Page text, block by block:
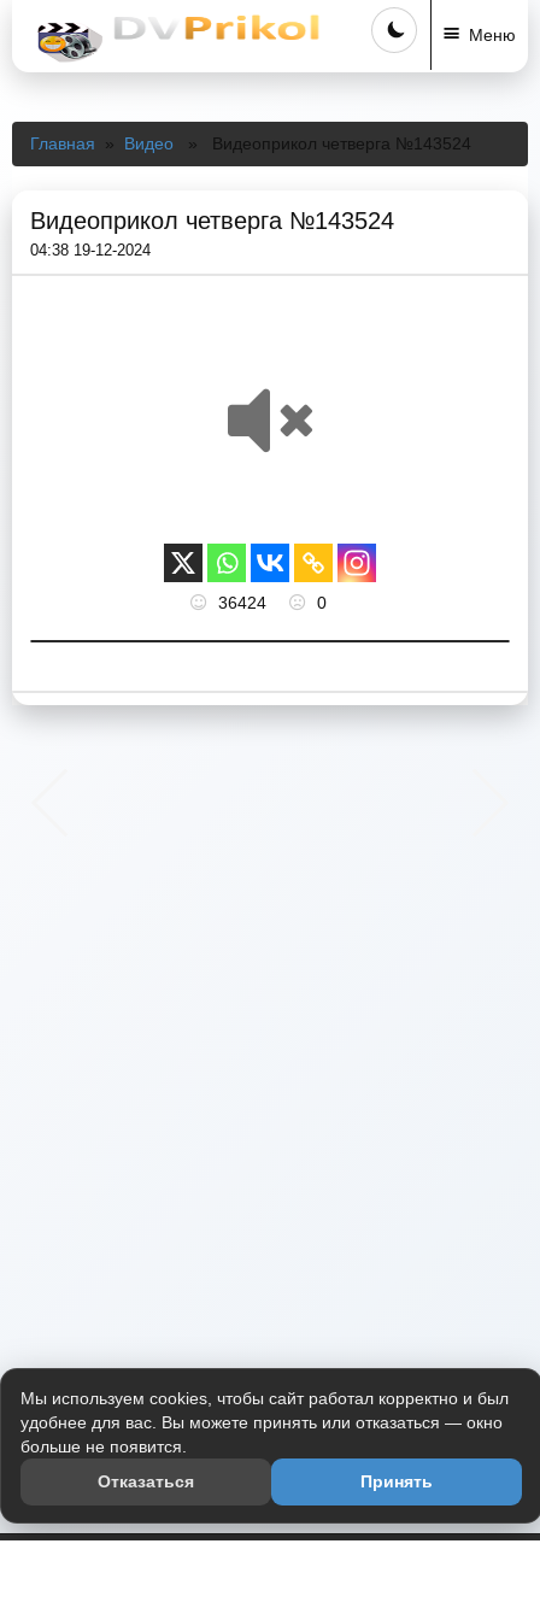
Меню
Главная » Видео » Видеоприкол четверга №143524
Видеоприкол четверга №143524
04:38 19-12-2024
36424 0
Мы используем cookies, чтобы сайт работал корректно и был
удобнее для вас. Вы можете принять или отказаться — окно
больше не появится.
Отказаться
Принять